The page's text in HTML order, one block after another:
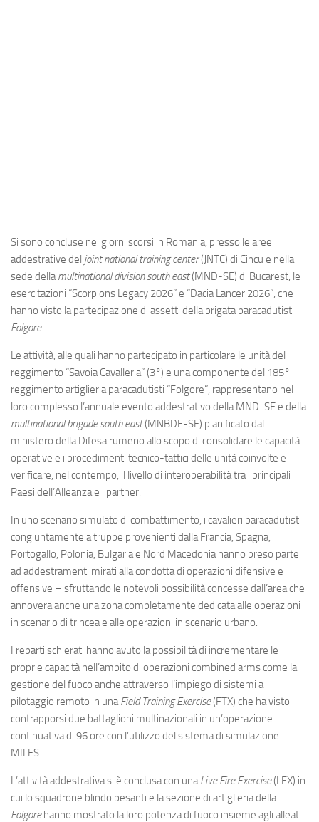
Forze Aeree
Incidenti
Industria
Si sono concluse nei giorni scorsi in Romania, presso le aree
addestrative del joint national training center(JNTC) di Cincu e nella
sede dellamultinational division south east(MND-SE) di Bucarest, le
esercitazioni “Scorpions Legacy 2026” e “Dacia Lancer 2026”, che
hanno visto la partecipazione di assetti della brigata paracadutisti
Folgore.
Le attività, alle quali hanno partecipato in particolare le unità del
reggimento “Savoia Cavalleria” (3°) e una componente del 185°
reggimento artiglieria paracadutisti “Folgore”, rappresentano nel
loro complesso l’annuale evento addestrativo della MND-SE e della
multinational brigade south east(MNBDE-SE) pianificato dal
ministero della Difesa rumeno allo scopo di consolidare le capacità
operative e i procedimenti tecnico-tattici delle unità coinvolte e
verificare, nel contempo, il livello di interoperabilità tra i principali
Paesi dell’Alleanza e i partner.
In uno scenario simulato di combattimento, i cavalieri paracadutisti
congiuntamente a truppe provenienti dalla Francia, Spagna,
Portogallo, Polonia, Bulgaria e Nord Macedonia hanno preso parte
ad addestramenti mirati alla condotta di operazioni difensive e
offensive – sfruttando le notevoli possibilità concesse dall’area che
annovera anche una zona completamente dedicata alle operazioni
in scenario di trincea e alle operazioni in scenario urbano.
I reparti schierati hanno avuto la possibilità di incrementare le
proprie capacità nell’ambito di operazioni combined arms come la
gestione del fuoco anche attraverso l’impiego di sistemi a
pilotaggio remoto in unaField Training Exercise(FTX) che ha visto
contrapporsi due battaglioni multinazionali in un’operazione
continuativa di 96 ore con l’utilizzo del sistema di simulazione
MILES.
L’attività addestrativa si è conclusa con unaLive Fire Exercise(LFX) in
cui lo squadrone blindo pesanti e la sezione di artiglieria della
Folgorehanno mostrato la loro potenza di fuoco insieme agli alleati